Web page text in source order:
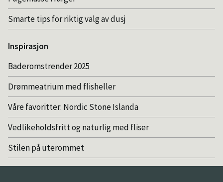
Smarte tips for riktig valg av dusj
Inspirasjon
Baderomstrender 2025
Drømmeatrium med flisheller
Våre favoritter: Nordic Stone Islanda
Vedlikeholdsfritt og naturlig med fliser
Stilen på uterommet